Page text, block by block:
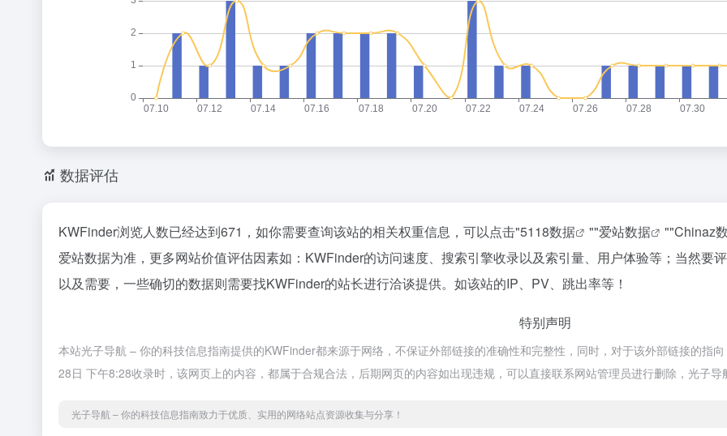
数据评估
KWFinder浏览人数已经达到671，如你需要查询该站的相关权重信息，可以点击"5118数据 ""爱站数据 ""Chinaz
爱站数据为准，更多网站价值评估因素如：KWFinder的访问速度、搜索引擎收录以及索引量、用户体验等；当然要
以及需要，一些确切的数据则需要找KWFinder的站长进行洽谈提供。如该站的IP、PV、跳出率等！
特别声明
本站光子导航 – 你的科技信息指南提供的KWFinder都来源于网络，不保证外部链接的准确性和完整性，同时，对于该外部链接的指
28日 下午8:28收录时，该网页上的内容，都属于合规合法，后期网页的内容如出现违规，可以直接联系网站管理员进行删除，光子
光子导航 – 你的科技信息指南致力于优质、实用的网络站点资源收集与分享！